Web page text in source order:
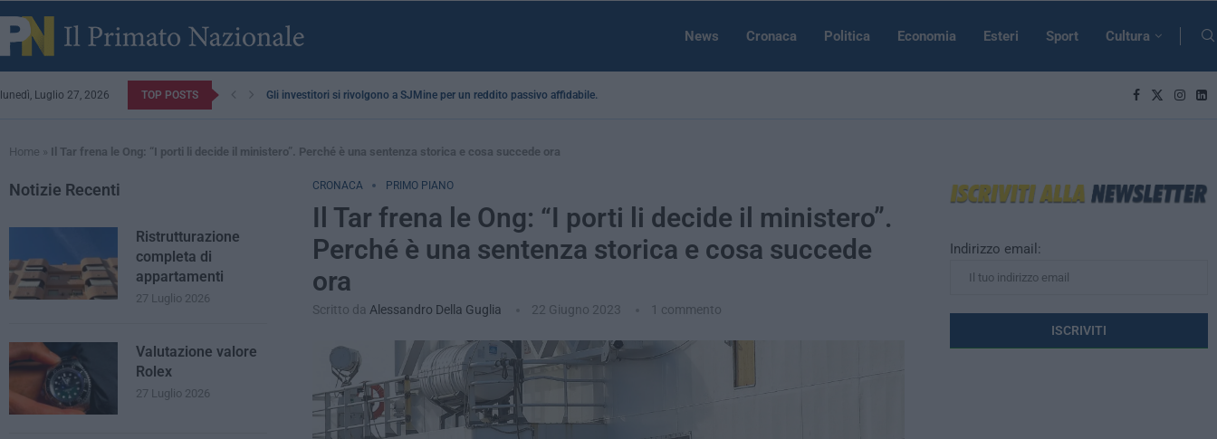
News Cronaca Politica Economia Esteri Sport Cultura
lunedì, Luglio 27, 2026 TOP POSTS Gli investitori si rivolgono a SJMine per un reddito passivo affidabile...
Home » Il Tar frena le Ong: “I porti li decide il ministero”. Perché è una sentenza storica e cosa succede ora
CRONACA PRIMO PIANO
Il Tar frena le Ong: “I porti li decide il ministero”.
Perché è una sentenza storica e cosa succede
ora
Scritto da Alessandro Della Guglia 22 Giugno 2023 1 commento
Indirizzo email:
Notizie Recenti
Ristrutturazione
completa di
appartamenti
27 Luglio 2026
Valutazione valore
Rolex
27 Luglio 2026